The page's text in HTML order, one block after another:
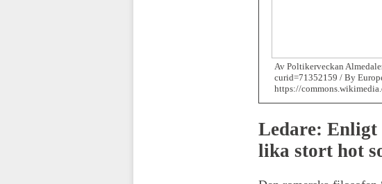
Av Poltikerveckan
curid=71352159 / By
https://
Ledare: Enligt
lika stort hot